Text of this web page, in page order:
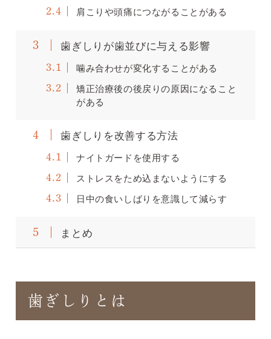
2.4 肩こりや頭痛につながることがある
3 歯ぎしりが歯並びに与える影響
3.1 噛み合わせが変化することがある
3.2
矯正治療後の後戻りの原因になること
がある
4 歯ぎしりを改善する方法
4.1 ナイトガードを使用する
4.2 ストレスをため込まないようにする
4.3 日中の食いしばりを意識して減らす
5 まとめ
歯ぎしりとは